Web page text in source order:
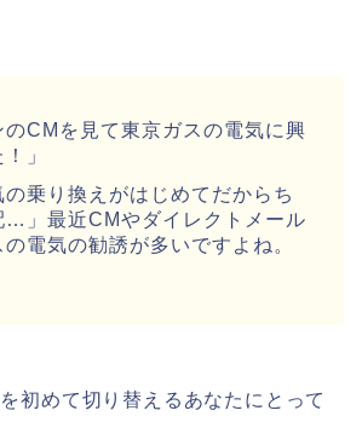
のCMを見て東京ガスの電気に興
」
の乗り換えがはじめてだからち
…」最近CMやダイレクトメール
電気の勧誘が多いですよね。
初めて切り替えるあなたにとって